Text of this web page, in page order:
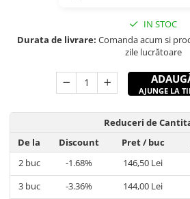
IN STOC
Durata de livrare: Comanda acum si
zile lucrătoare
AJUNGE LA
Reduceri de
De la
Discount Pret/ buc
2buc -1.68% 146,50 Lei
3buc -3.36% 144,00 Lei